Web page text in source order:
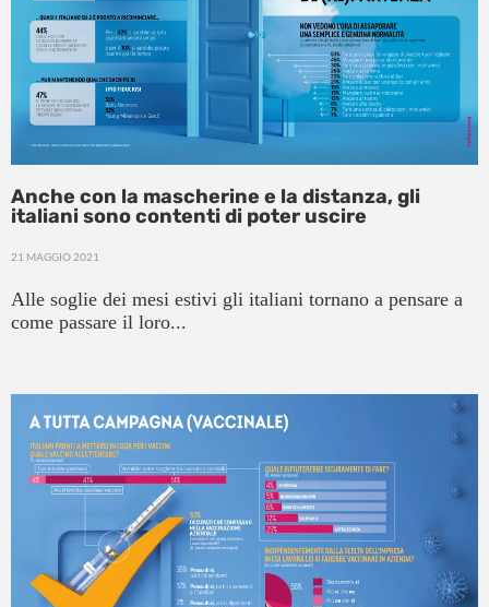
Anche con la mascherine e la distanza, gli
italiani sono contenti di poter uscire
21 MAGGIO 2021
Alle soglie dei mesi estivi gli italiani tornano a pensare a
come passare il loro...